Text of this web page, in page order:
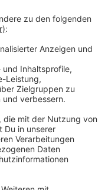
e. V.
IBAN: DE 88